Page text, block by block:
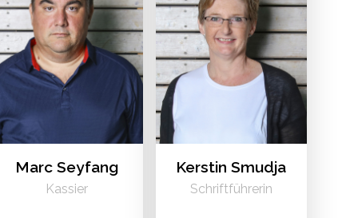
Marc Seyfang
Kassier
Kerstin Smudja
Schriftführerin